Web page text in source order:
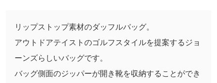
リップストップ素材のダッフルバッグ。
アウトドアテイストのゴルフスタイルを提案するジョ
ーンズらしいバッグです。
バッグ側面のジッパーが開き靴を収納することができ